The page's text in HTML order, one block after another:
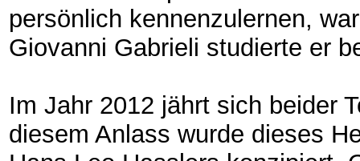
persönlich kennenzulernen,
Giovanni Gabrieli studierte er
Im Jahr 2012 jährt sich beider
diesem Anlass wurde dieses